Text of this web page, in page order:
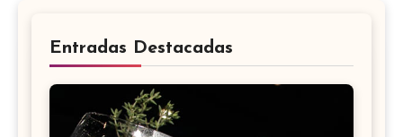
Entradas Destacadas